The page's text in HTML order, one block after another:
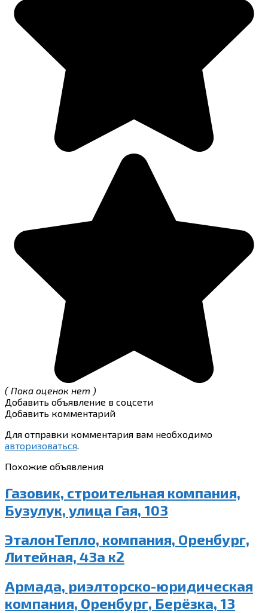
( Пока оценок нет )
Добавить объявление в соцсети
Добавить комментарий
Для отправки комментария вам необходимо
авторизоваться.
Похожие объявления
Газовик, строительная компания,
Бузулук, улица Гая, 103
ЭталонТепло, компания, Оренбург,
Литейная, 43а к2
Армада, риэлторско-юридическая
компания, Оренбург, Берёзка, 13